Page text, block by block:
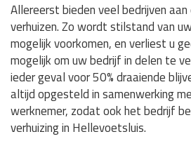
Allereerst bieden veel bedrijven
verhuizen. Zo wordt stilstand van
mogelijk voorkomen, en verliest u
mogelijk om uw bedrijf in delen te
ieder geval voor 50% draaiende
altijd opgesteld in samenwerking
werknemer, zodat ook het bedrijf
verhuizing in Hellevoetsluis.